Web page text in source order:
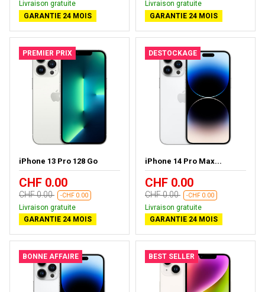
Livraison gratuite
GARANTIE 24 MOIS
Livraison gratuite
GARANTIE 24 MOIS
PREMIER PRIX
iPhone 13 Pro 128 Go
CHF 0.00
CHF 0.00 -CHF 0.00
Livraison gratuite
GARANTIE 24 MOIS
DESTOCKAGE
iPhone 14 Pro Max...
CHF 0.00
CHF 0.00 -CHF 0.00
Livraison gratuite
GARANTIE 24 MOIS
BONNE AFFAIRE BEST SELLER